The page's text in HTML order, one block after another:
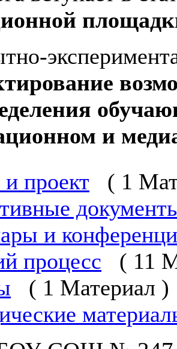
и
и проект
( 1
и
процесс
( 11
( 1 Материал )